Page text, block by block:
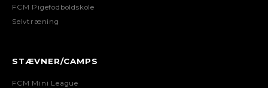
FCM Pigefodboldskole
Selvtræning
STÆVNER/CAMPS
FCM Mini League